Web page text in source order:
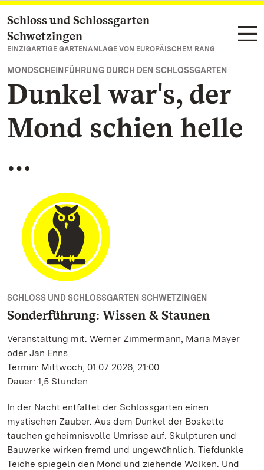
Zum Hauptinhalt springen
Schloss und Schlossgarten
Schwetzingen
EINZIGARTIGE GARTENANLAGE VON EUROPÄISCHEM RANG
MONDSCHEINFÜHRUNG DURCH DEN SCHLOSSGARTEN
Dunkel war's, der
Mond schien helle
…
SCHLOSS UND SCHLOSSGARTEN SCHWETZINGEN
Sonderführung: Wissen & Staunen
Veranstaltung mit: Werner Zimmermann, Maria Mayer
oder Jan Enns
Termin: Mittwoch, 01.07.2026, 21:00
Dauer: 1,5 Stunden
In der Nacht entfaltet der Schlossgarten einen
mystischen Zauber. Aus dem Dunkel der Boskette
tauchen geheimnisvolle Umrisse auf: Skulpturen und
Bauwerke wirken fremd und ungewöhnlich. Tiefdunkle
Teiche spiegeln den Mond und ziehende Wolken. Und